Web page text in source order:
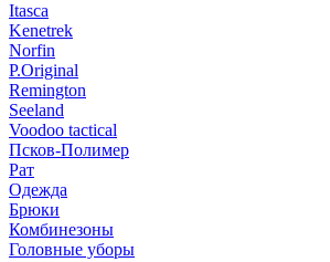
Itasca
Kenetrek
Norfin
P.Original
Remington
Seeland
Voodoo tactical
Псков-Полимер
Рат
Одежда
Брюки
Комбинезоны
Головные уборы